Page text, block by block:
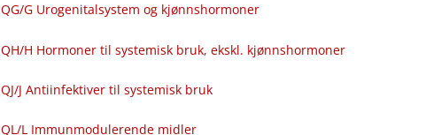
QG​/​G Urogenitalsystem og kjønnshormoner
QH​/​H Hormoner til systemisk bruk, ekskl. kjønnshormoner
QJ​/​J Antiinfektiver til systemisk bruk
QL​/​L Immunmodulerende midler